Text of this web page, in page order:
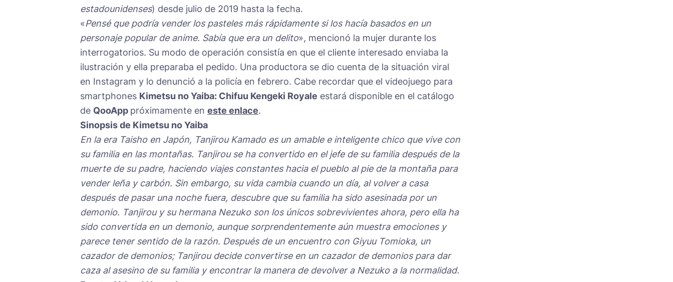
estadounidenses) desde julio de 2019 hasta la fecha.
«Pensé que podría vender los pasteles más rápidamente si los hacía basados en un
personaje popular de anime. Sabía que era un delito», mencionó la mujer durante los
interrogatorios. Su modo de operación consistía en que el cliente interesado enviaba la
ilustración y ella preparaba el pedido. Una productora se dio cuenta de la situación viral
en Instagram y lo denunció a la policía en febrero. Cabe recordar que el videojuego para
smartphones Kimetsu no Yaiba: Chifuu Kengeki Royale estará disponible en el catálogo
de QooApp próximamente en este enlace.
Sinopsis de Kimetsu no Yaiba
En la era Taisho en Japón, Tanjirou Kamado es un amable e inteligente chico que vive con
su familia en las montañas. Tanjirou se ha convertido en el jefe de su familia después de la
muerte de su padre, haciendo viajes constantes hacia el pueblo al pie de la montaña para
vender leña y carbón. Sin embargo, su vida cambia cuando un día, al volver a casa
después de pasar una noche fuera, descubre que su familia ha sido asesinada por un
demonio. Tanjirou y su hermana Nezuko son los únicos sobrevivientes ahora, pero ella ha
sido convertida en un demonio, aunque sorprendentemente aún muestra emociones y
parece tener sentido de la razón. Después de un encuentro con Giyuu Tomioka, un
cazador de demonios; Tanjirou decide convertirse en un cazador de demonios para dar
caza al asesino de su familia y encontrar la manera de devolver a Nezuko a la normalidad.